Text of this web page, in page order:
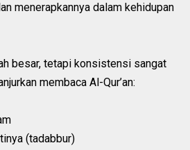
menerapkannya dalam kehidupan
besar, tetapi konsistensi sangat
membaca Al-Qur’an:
(tadabbur)